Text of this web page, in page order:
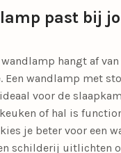
past bij
wandlamp hangt af
wandlamp met
voor de
of hal is
je beter voor een
schilderij uitlichten